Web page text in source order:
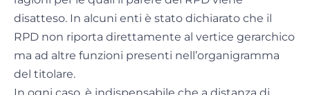
disatteso. In alcuni enti è stato dichiarato che il
RPD non riporta direttamente al vertice gerarchico
ma ad altre funzioni presenti nell’organigramma
del titolare.